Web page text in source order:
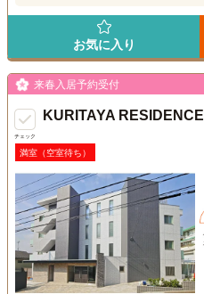
お気に入り
チェック
来春入居予約受付
KURITAYA RESIDENCE
満室（空室待ち）